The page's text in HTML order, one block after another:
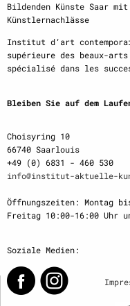
Bildenden Künste Saar
Künstlernachlässe
Institut d‘art
supérieure des beaux-
spécialisé dans les
Bleiben Sie auf dem
Choisyring 10
66740 Saarlouis
+49 (0) 6831 - 460 530
info@institut-aktuelle-
Öffnungszeiten: Montag
Freitag 10:00-16:00 Uhr
Soziale Medien: